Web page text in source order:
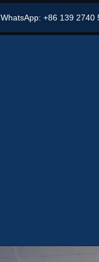
WhatsApp: +86 139 2740